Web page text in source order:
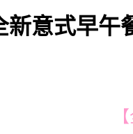
新意式早午